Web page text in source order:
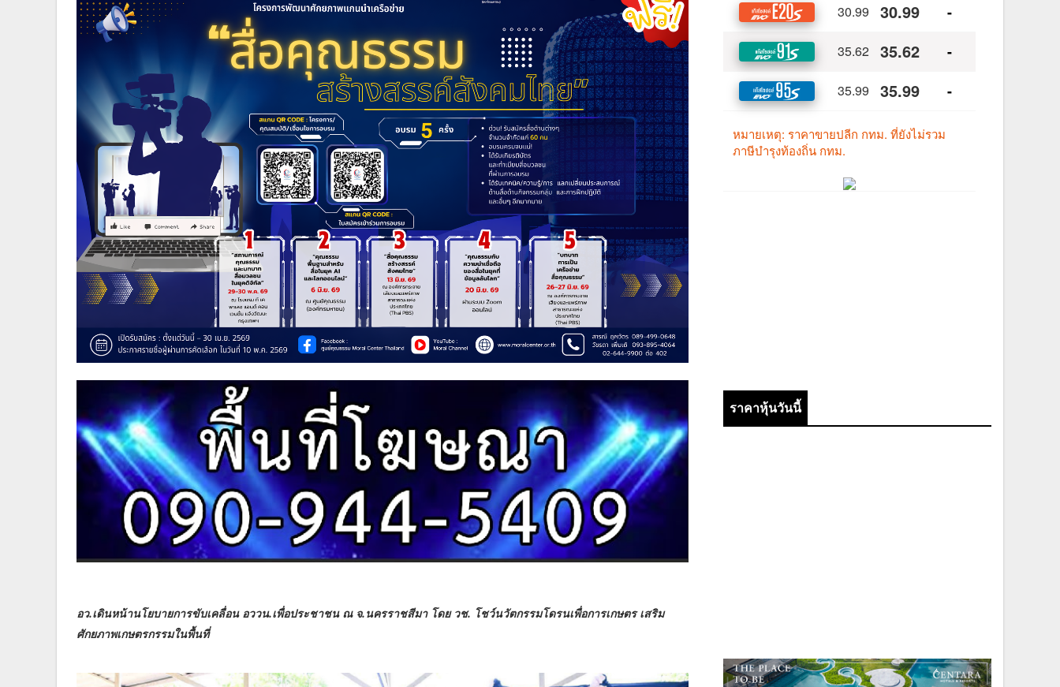
อว.เดินหน้านโยบายการขับเคลื่อน อววน.เพื่อประชาชน ณ จ.นครราชสีมา โดย วช. โชว์นวัตกรรมโดรนเพื่อการเกษตร เสริม
ศักยภาพเกษตรกรรมในพื้นที่
ราคาหุ้นวันนี้